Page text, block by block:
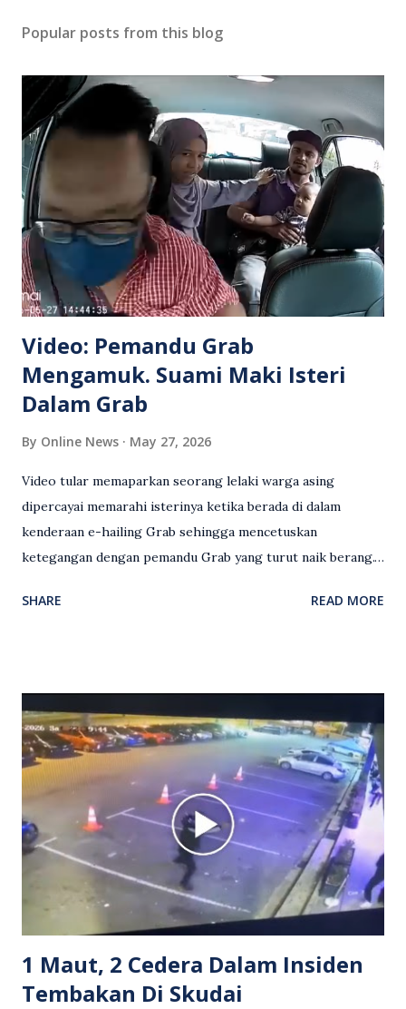
Popular posts from this blog
Video: Pemandu Grab
Mengamuk. Suami Maki Isteri
Dalam Grab
By Online News May 27, 2026
Video tular memaparkan seorang lelaki warga asing
dipercayai memarahi isterinya ketika berada di dalam
kenderaan e-hailing Grab sehingga mencetuskan
ketegangan dengan pemandu Grab yang turut naik berang.
antara seorang lelaki warga asing dengan pemandu Grab
Grab bertindak mempertahankan wanita terbabit sebelum
berlaku pertikaman lidah antara kedua-dua pihak. Video
berkenaan kini tular di media sosial dan mendapat pelbagai
reaksi orang ramai. Antara komen orang awam yang tular di
media sosial mengenai insiden tersebut ialah ramai yang
meluahkan rasa marah terhadap tindakan lelaki berkenaan
serta memuji pemandu Grab kerana campur tangan.
Sebahagian netizen turut meminta pihak berkuasa
mengambil tindakan tegas, manakala ada yang bersimpati
terhadap wanita dipercayai menjadi mangs...
SHARE READ MORE
1 Maut, 2 Cedera Dalam Insiden
Tembakan Di Skudai